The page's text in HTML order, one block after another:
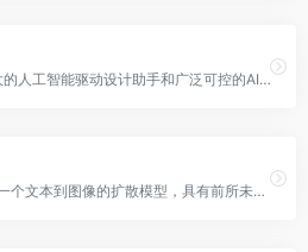
神采PromeAI拥有强大的人工智能驱动设计助手和广泛可控的AIGC（C-AIGC）模型风格库，使你能够轻松地创造出令人惊叹的图形、视频和动画。
我们提出了Imagen，一个文本到图像的扩散模型，具有前所未有的写实主义程度和深度的语言理解。